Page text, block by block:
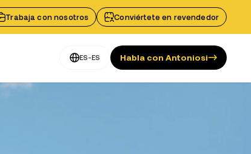
Trabaja con nosotros Conviértete en revendedor
ES-ES Habla con Antoniosi